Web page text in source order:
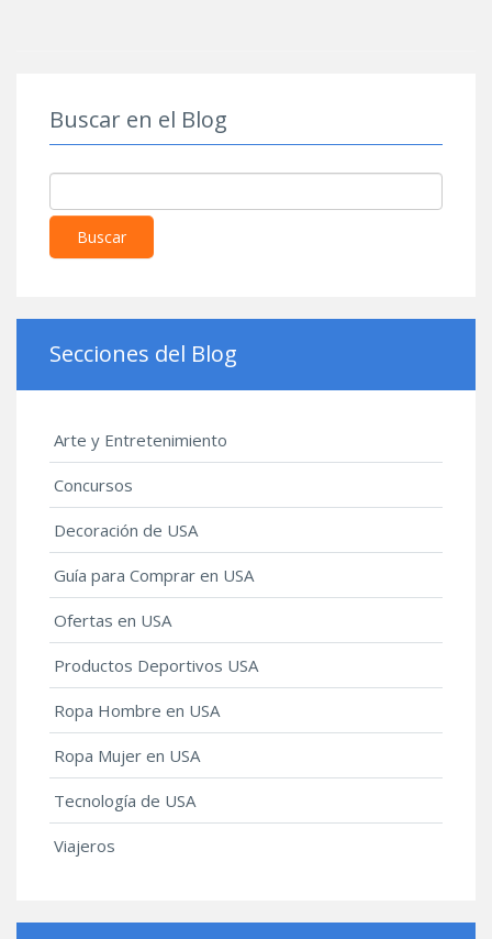
Buscar en el Blog
Buscar
Secciones del Blog
Arte y Entretenimiento
Concursos
Decoración de USA
Guía para Comprar en USA
Ofertas en USA
Productos Deportivos USA
Ropa Hombre en USA
Ropa Mujer en USA
Tecnología de USA
Viajeros